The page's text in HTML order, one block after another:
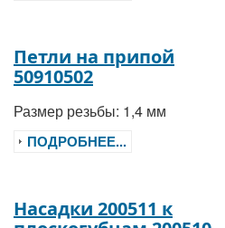
Петли на припой
50910502
Размер резьбы: 1,4 мм
ПОДРОБНЕЕ...
Насадки 200511 к